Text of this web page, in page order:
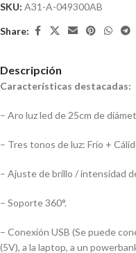
SKU: A31-A-049300AB
Share:
Descripción
Características destacadas:
– Aro luz led de 25cm de
– Tres tonos de luz: Frío +
– Ajuste de brillo / intensidad
– Soporte 360°.
– Conexión USB (Se puede
(5V), a la laptop, a un